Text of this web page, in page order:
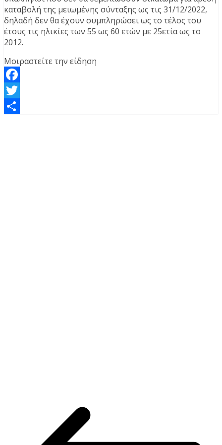
καταβολή της μειωμένης σύνταξης ως τις 31/12/2022,
δηλαδή δεν θα έχουν συμπληρώσει ως το τέλος του
έτους τις ηλικίες των 55 ως 60 ετών με 25ετία ως το
2012.
Μοιραστείτε την είδηση
Facebook
Twitter